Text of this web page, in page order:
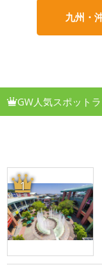
九州・
GW人気スポット
1